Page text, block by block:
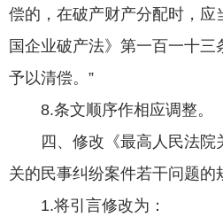
偿的，在破产财产分配时，应
国企业破产法》第一百一十三
予以清偿。”
8.条文顺序作相应调整。
四、修改《最高人民法院
关的民事纠纷案件若干问题的
1.将引言修改为：